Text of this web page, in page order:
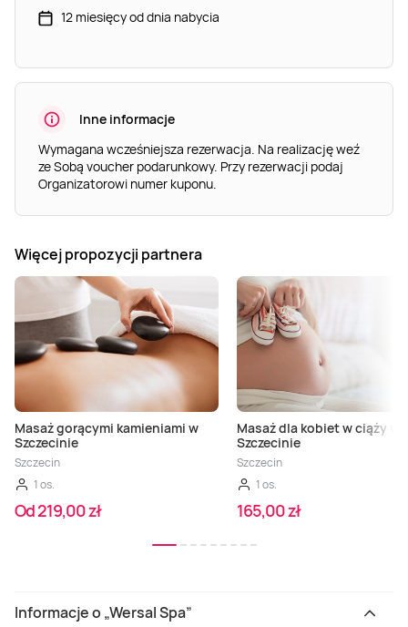
12 miesięcy od dnia nabycia
Inne informacje
Wymagana wcześniejsza rezerwacja. Na realizację weź
ze Sobą voucher podarunkowy. Przy rezerwacji podaj
Organizatorowi numer kuponu.
Więcej propozycji partnera
Masaż gorącymi kamieniami w
Szczecinie
Szczecin
1 os.
Od 219,00 zł
Masaż dla kobiet w ciąży w
Szczecinie
Szczecin
1 os.
165,00 zł
Informacje o „Wersal Spa”